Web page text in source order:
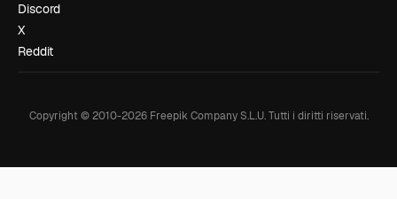
Discord
X
Reddit
Copyright © 2010-2026Freepik Company S.L.U. Tutti i diritti riservati.